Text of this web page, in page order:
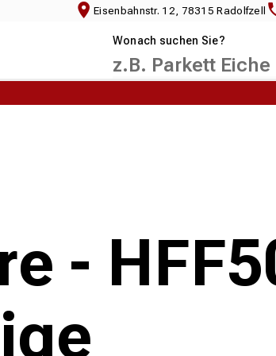
Eisenbahnstr. 12, 78315 Radolfzell
Wonach suchen Sie?
-